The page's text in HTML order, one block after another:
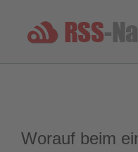
Worauf beim